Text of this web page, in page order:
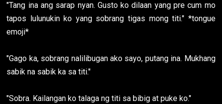
"Tang ina ang sarap nyan. Gusto ko dilaan yang pre cum mo
tapos lulunukin ko yang sobrang tigas mong titi." *tongue
emoji*
"Gago ka, sobrang nalilibugan ako sayo, putang ina. Mukhang
sabik na sabik ka sa titi."
"Sobra. Kailangan ko talaga ng titi sa bibig at puke ko."